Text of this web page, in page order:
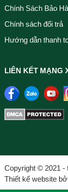
Chính Sách Bảo
Chính sách đổi trả
Hướng dẫn thanh
LIÊN KẾT MẠNG
Copyright © 2021 -
Thiết kế website